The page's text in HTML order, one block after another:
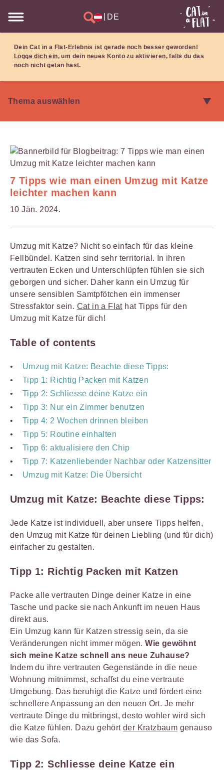
DE
Dein Cat in a Flat-Erlebnis ist gerade noch besser geworden!
Logge dich ein, um dein neues Konto zu aktivieren, falls du das
noch nicht getan hast.
7 Tipps wie man einen Umzug mit Katze
leichter machen kann
10 Jän. 2024.
Umzug mit Katze? Nicht so einfach für das kleine
Fellbündel. Katzen sind sehr territorial. In ihren
vertrauten Ecken und Unterschlüpfen fühlen sie sich
geborgen und sicher. Daher kann ein Umzug für
unsere sensiblen Samtpfötchen ein immenser
Stressfaktor sein. Cat in a Flathat Tipps für den
Umzug mit Katze für dich!
Table of contents
Umzug mit Katze: Beachte diese Tipps:
Tipp 1: Richtig Packen mit Katzen
Tipp 2: Schliesse deine Katze ein
Tipp 3: Nur ein Zimmer benutzen
Tipp 4: 2 Wochen drinnen bleiben
Tipp 5: Routine einhalten
Tipp 6: aktualisiere den Chip
Tipp 7: Katzenliebender Nachbar oder Katzensitter
Umzug mit Katze: Die Übersicht
Umzug mit Katze: Beachte diese Tipps:
Jede Katze ist individuell, aber unsere Tipps helfen,
den Umzug mit Katze für deinen Liebling (und für dich)
einfacher zu gestalten.
Tipp 1: Richtig Packen mit Katzen
Packe alle vertrauten Dinge deiner Katze in eine
Tasche und packe sie nach Ankunft im neuen Haus
direkt aus.
Ein Umzug kann für Katzen stressig sein, da sie
Veränderungen nicht immer mögen.Wie gewöhnt
sich meine Katze schnell ans neue Zuhause?
Indem du ihre vertrauten Gegenstände in die neue
Wohnung mitnimmst, schaffst du eine vertraute
Umgebung. Das beruhigt die Katze und fördert eine
schnellere Anpassung an den neuen Ort. Je mehr
vertraute Dinge du mitbringst, desto wohler wird sich
die Katze fühlen. Dazu gehört der Kratzbaum genauso
wie das Sofa.
Tipp 2: Schliesse deine Katze ein